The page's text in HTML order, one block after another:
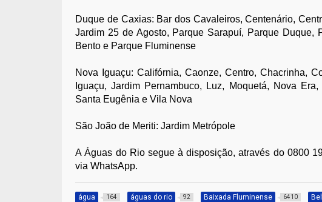
Duque de Caxias: Bar dos Cavaleiros, Centenário,
Jardim 25 de Agosto, Parque Sarapuí, Parque
Bento e Parque Fluminense
Nova Iguaçu: Califórnia, Caonze, Centro, Chacrinha,
Iguaçu, Jardim Pernambuco, Luz, Moquetá, Nova
Santa Eugênia e Vila Nova
São João de Meriti: Jardim Metrópole
A Águas do Rio segue à disposição, através do 0800
via WhatsApp.
água 164 águas do rio 92 Baixada Fluminense 6410